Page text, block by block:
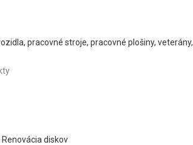
pracovné stroje, pracovné plošiny, veterány,
diskov